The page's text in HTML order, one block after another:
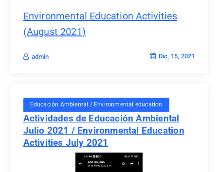
Environmental Education Activities
(August 2021)
admin Dic, 15, 2021
Educación Ambiental / Environmental education
Actividades de Educación Ambiental
Julio 2021 / Environmental Education
Activities July 2021